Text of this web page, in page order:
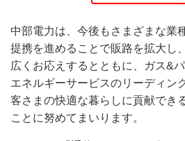
中部電力は、今後もさまざまな業
提携を進めることで販路を拡大し
広くお応えするとともに、ガス&
エネルギーサービスのリーディン
客さまの快適な暮らしに貢献でき
ことに努めてまいります。